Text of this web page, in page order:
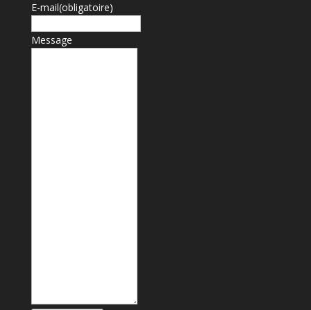
E-mail(obligatoire)
Message